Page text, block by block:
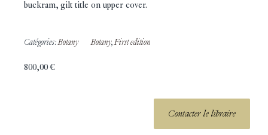
buckram, gilt title on upper cover.
Catégories: Botany Botany, First edition
800,00€
Contacter le libraire